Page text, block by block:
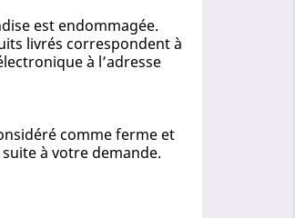
est endommagée.
livrés correspondent à
à l’adresse
comme ferme et
à votre demande.